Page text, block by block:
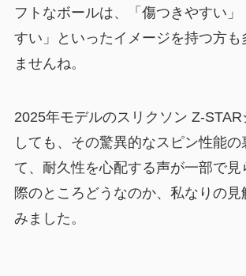
フトなボールは、「傷つきやすい」
すい」といったイメージを持つ方も
ませんね。
2025年モデルのスリクソン Z-STAR
しても、その驚異的なスピン性能の
て、耐久性を心配する声が一部で見
際のところどうなのか、私なりの見
みました。